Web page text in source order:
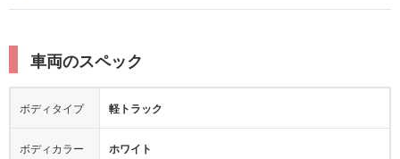
パーキングアシスト
クルーズコントロール
ターボチャージャー
ルーフレール
エアロパーツ
ローダウン
シートヒーター
カーナビ：-
レーンキープアシスト
横滑り防止装置
衝突被害軽減プレーキ
カメラ：バック
エアバッグ：
ダブルエアバッグ
車両のスペック
ボディタイプ 軽トラック
ボディカラー ホワイト